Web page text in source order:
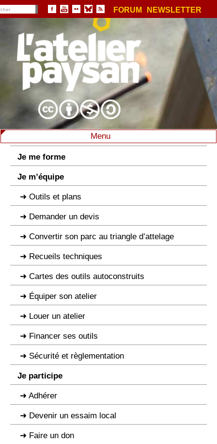
FORUM NEWSLETTER
Menu
Je me forme
Je m’équipe
Outils et plans
Demander un devis
Convertir son parc au triangle d’attelage
Recueils techniques
Cartes des outils autoconstruits
Équiper son atelier
Louer un atelier
Financer ses outils
Sécurité et règlementation
Je participe
Adhérer
Devenir un essaim local
Faire un don